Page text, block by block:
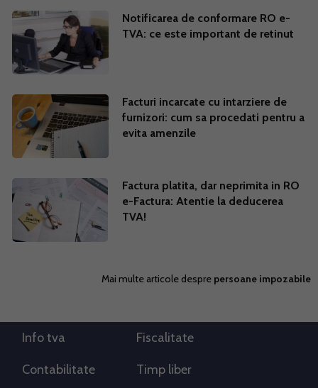
Notificarea de conformare RO e-
TVA: ce este important de retinut
Facturi incarcate cu intarziere de
furnizori: cum sa procedati pentru a
evita amenzile
Factura platita, dar neprimita in RO
e-Factura: Atentie la deducerea
TVA!
Mai multe articole despre persoane impozabile
Info tva Fiscalitate
Contabilitate Timp liber